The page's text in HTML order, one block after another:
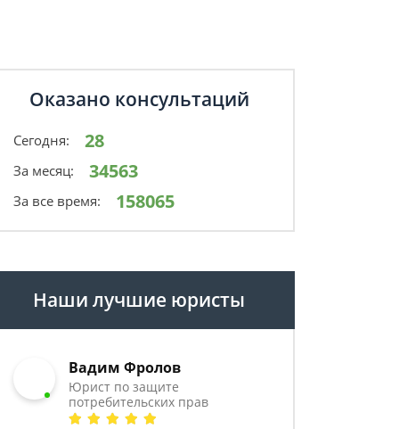
Оказано консультаций
Сегодня: 28
За месяц: 34563
За все время: 158065
Наши лучшие юристы
Вадим Фролов
Юрист по защите
потребительских прав